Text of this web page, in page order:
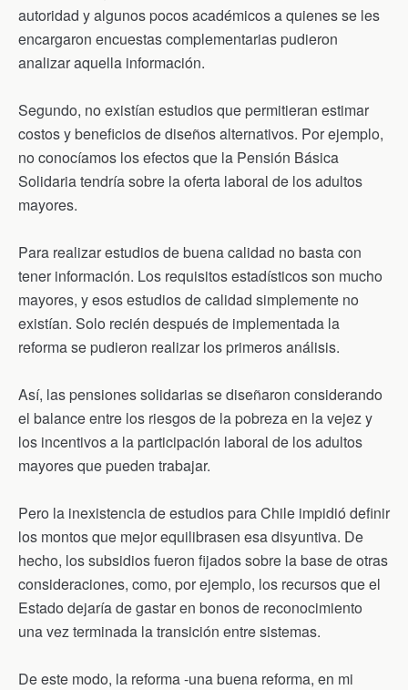
autoridad y algunos pocos académicos a quienes se les
encargaron encuestas complementarias pudieron
analizar aquella información.
Segundo, no existían estudios que permitieran estimar
costos y beneficios de diseños alternativos. Por ejemplo,
no conocíamos los efectos que la Pensión Básica
Solidaria tendría sobre la oferta laboral de los adultos
mayores.
Para realizar estudios de buena calidad no basta con
tener información. Los requisitos estadísticos son mucho
mayores, y esos estudios de calidad simplemente no
existían. Solo recién después de implementada la
reforma se pudieron realizar los primeros análisis.
Así, las pensiones solidarias se diseñaron considerando
el balance entre los riesgos de la pobreza en la vejez y
los incentivos a la participación laboral de los adultos
mayores que pueden trabajar.
Pero la inexistencia de estudios para Chile impidió definir
los montos que mejor equilibrasen esa disyuntiva. De
hecho, los subsidios fueron fijados sobre la base de otras
consideraciones, como, por ejemplo, los recursos que el
Estado dejaría de gastar en bonos de reconocimiento
una vez terminada la transición entre sistemas.
De este modo, la reforma -una buena reforma, en mi